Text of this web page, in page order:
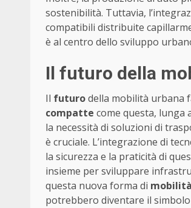
sostenibilità. Tuttavia,
compatibili distribuite
è al centro dello sviluppo
Il futuro della
Il futurodella mobilità urbana
compatte come questa, lunga
la necessità di soluzioni di
è cruciale. L’integrazione di
la sicurezza e la praticità di
insieme per sviluppare
questa nuova forma di
potrebbero diventare il